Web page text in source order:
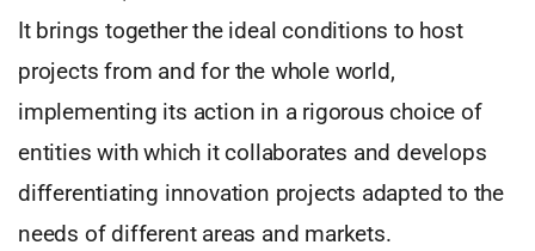
It brings together the ideal conditions to host
projects from and for the whole world,
implementing its action in a rigorous choice of
entities with which it collaborates and develops
differentiating innovation projects adapted to the
needs of different areas and markets.